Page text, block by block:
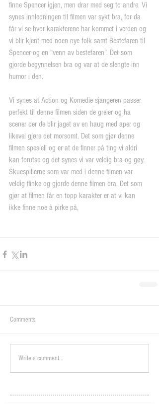
finne Spencer igjen, men drar med seg to andre. Vi
synes innledningen til filmen var sykt bra, for da
får vi se hvor karakterene har kommet i verden og
vi blir kjent med noen nye folk samt Bestefaren til
Spencer og en “venn av bestefaren”. Det som
gjorde begynnelsen bra og var at de slengte inn
humor i den.
Vi synes at Action og Komedie sjangeren passer
perfekt til denne filmen siden de greier og ha
scener der de blir jaget av en haug med aper og
likevel gjøre det morsomt. Det som gjør denne
filmen spesiell og er at de finner på ting vi aldri
kan forutse og det synes vi var veldig bra og gøy.
Skuespillerne som var med i denne filmen var
veldig flinke og gjorde denne filmen bra. Det som
gjør at filmen får en topp karakter er at vi kan
ikke finne noe å pirke på,
Comments
Write a comment...